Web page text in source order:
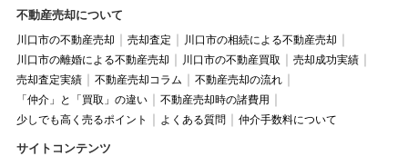
不動産売却について
川口市の不動産売却 売却査定
川口市の相続による不動産売却
川口市の離婚による不動産売却
川口市の不動産買取
売却成功実績
売却査定実績
不動産売却コラム
不動産売却の流れ
「仲介」と「買取」の違い
不動産売却時の諸費用
少しでも高く売るポイント
よくある質問 仲介手数料について
サイトコンテンツ